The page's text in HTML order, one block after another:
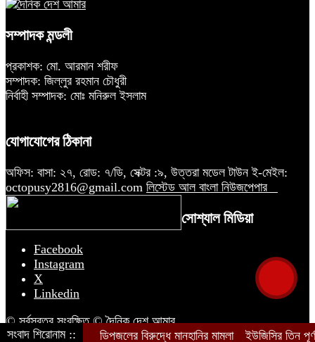
সম্পাদক মন্ডলী
প্রকাশক: মো. আরমান শরীফ
সম্পাদক: জিল্লুর রহমান চৌধুরী
নির্বাহী সম্পাদক: মোঃ মনিরুল ইসলাম
যোগাযোগের ঠিকানা
অফিস: বাসা: ২৭, রোড: ৭/ডি, সেক্টর :৯, উত্তরা মডেল টাউন ই-মেইল:
octopusy2816@gmail.com লিস্টেড আল বাংলা নিউজপেপার
সোশ্যাল মিডিয়া
Facebook
Instagram
X
Linkedin
© সর্বস্বত্ব সংরক্ষিত © দৈনিক দেশ আমার
সংবাদ শিরোনাম ::
ডিপজলের বিরুদ্ধে মানহানির মামলা ইউজিসির তিন